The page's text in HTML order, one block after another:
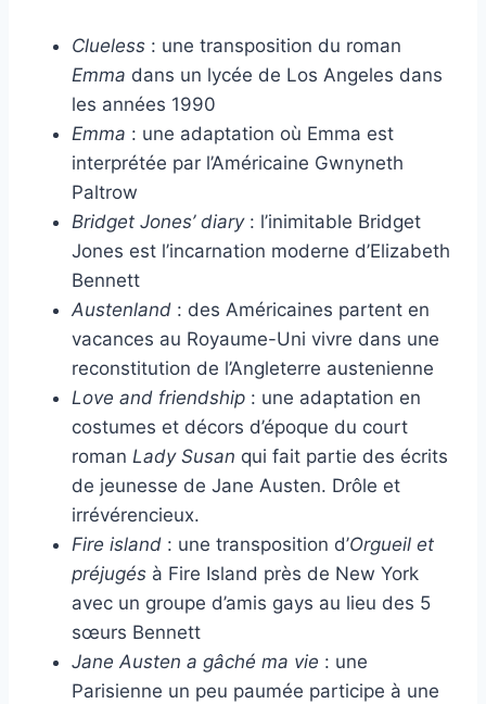
Clueless : une transposition du roman
Emma dans un lycée de Los Angeles dans
les années 1990
Emma : une adaptation où Emma est
interprétée par l’Américaine Gwnyneth
Paltrow
Bridget Jones’ diary: l’inimitable Bridget
Jones est l’incarnation moderne d’Elizabeth
Bennett
Austenland : des Américaines partent en
vacances au Royaume-Uni vivre dans une
reconstitution de l’Angleterre austenienne
Love and friendship : une adaptation en
costumes et décors d’époque du court
roman Lady Susan qui fait partie des écrits
de jeunesse de Jane Austen. Drôle et
irrévérencieux.
Fire island : une transposition d’Orgueil et
préjugés à Fire Island près de New York
avec un groupe d’amis gays au lieu des 5
sœurs Bennett
Jane Austen a gâché ma vie : une
Parisienne un peu paumée participe à une